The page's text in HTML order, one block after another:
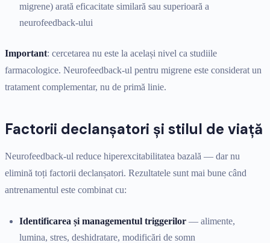
migrene) arată eficacitate similară sau superioară a
neurofeedback-ului
Important: cercetarea nu este la același nivel ca studiile
farmacologice. Neurofeedback-ul pentru migrene este considerat un
tratament complementar, nu de primă linie.
Factorii declanșatori și stilul de viață
Neurofeedback-ul reduce hiperexcitabilitatea bazală — dar nu
elimină toți factorii declanșatori. Rezultatele sunt mai bune când
antrenamentul este combinat cu:
Identificarea și managementul triggerilor — alimente,
lumina, stres, deshidratare, modificări de somn